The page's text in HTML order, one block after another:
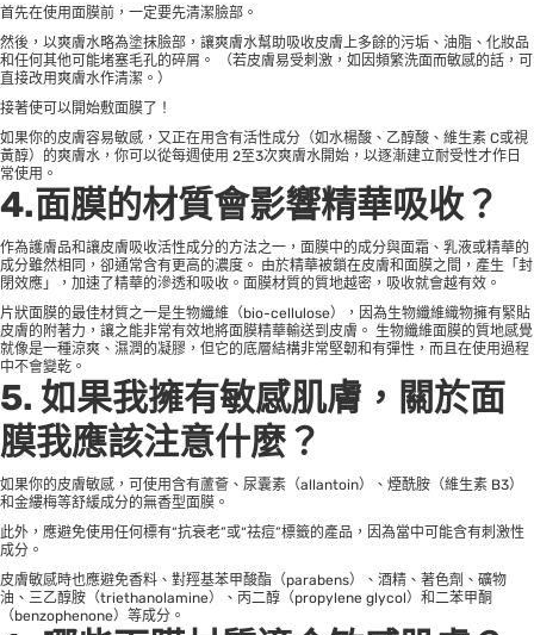
首先在使用面膜前，一定要先清潔臉部。
然後，以爽膚水略為塗抹臉部，讓爽膚水幫助吸收皮膚上多餘的污垢、油脂、化妝品
和任何其他可能堵塞毛孔的碎屑。 （若皮膚易受刺激，如因頻繁洗面而敏感的話，可
直接改用爽膚水作清潔。）
接著使可以開始敷面膜了！
如果你的皮膚容易敏感，又正在用含有活性成分（如水楊酸、乙醇酸、維生素 C或視
黃醇）的爽膚水，你可以從每週使用 2至3次爽膚水開始，以逐漸建立耐受性才作日
常使用。
4.面膜的材質會影響精華吸收？
作為護膚品和讓皮膚吸收活性成分的方法之一，面膜中的成分與面霜、乳液或精華的
成分雖然相同，卻通常含有更高的濃度。 由於精華被鎖在皮膚和面膜之間，產生「封
閉效應」，加速了精華的滲透和吸收。面膜材質的質地越密，吸收就會越有效。
片狀面膜的最佳材質之一是生物纖維（bio-cellulose），因為生物纖維織物擁有緊貼
皮膚的附著力，讓之能非常有效地將面膜精華輸送到皮膚。 生物纖維面膜的質地感覺
就像是一種涼爽、濕潤的凝膠，但它的底層結構非常堅韌和有彈性，而且在使用過程
中不會變乾。
5. 如果我擁有敏感肌膚，關於面
膜我應該注意什麼？
如果你的皮膚敏感，可使用含有蘆薈、尿囊素（allantoin）、煙酰胺（維生素 B3）
和金縷梅等舒緩成分的無香型面膜。
此外，應避免使用任何標有“抗衰老”或“祛痘”標籤的產品，因為當中可能含有刺激性
成分。
皮膚敏感時也應避免香料、對羥基苯甲酸酯（parabens）、酒精、著色劑、礦物
油、三乙醇胺（triethanolamine）、丙二醇（propylene glycol）和二苯甲酮
（benzophenone）等成分。